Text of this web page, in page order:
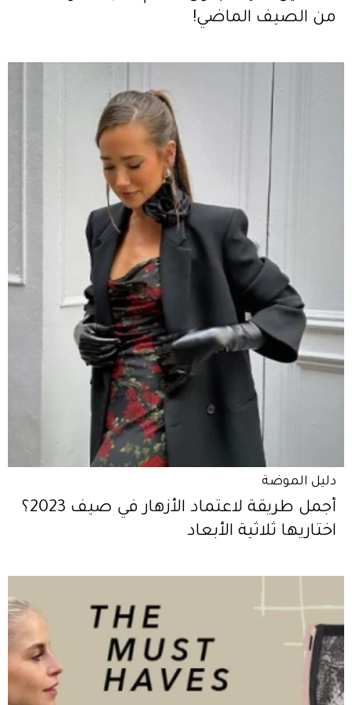
من الصيف الماضي!
دليل الموضة
أجمل طريقة لاعتماد الأزهار في صيف 2023؟
اختاريها ثلاثية الأبعاد